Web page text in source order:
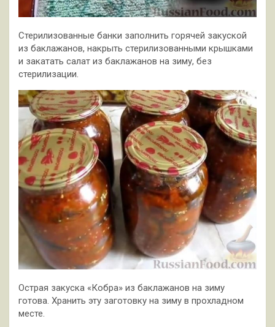
Стерилизованные банки заполнить горячей закуской
из баклажанов, накрыть стерилизованными крышками
и закатать салат из баклажанов на зиму, без
стерилизации.
Острая закуска «Кобра» из баклажанов на зиму
готова. Хранить эту заготовку на зиму в прохладном
месте.